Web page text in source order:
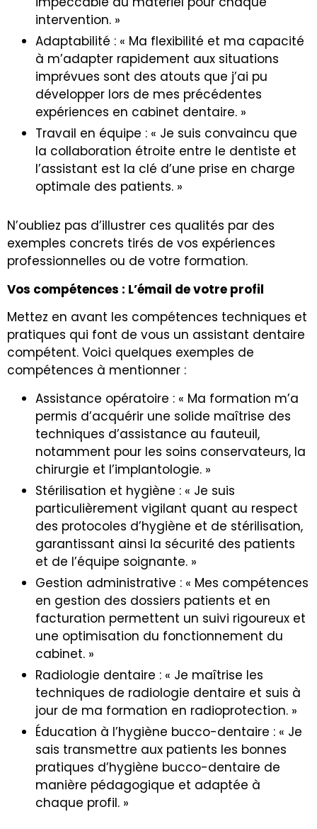
intervention. »
Adaptabilité : « Ma flexibilité et ma capacité
à m’adapter rapidement aux situations
imprévues sont des atouts que j’ai pu
développer lors de mes précédentes
expériences en cabinet dentaire. »
Travail en équipe : « Je suis convaincu que
la collaboration étroite entre le dentiste et
l’assistant est la clé d’une prise en charge
optimale des patients. »
N’oubliez pas d’illustrer ces qualités par des
exemples concrets tirés de vos expériences
professionnelles ou de votre formation.
Vos compétences : L’émail de votre profil
Mettez en avant les compétences techniques et
pratiques qui font de vous un assistant dentaire
compétent. Voici quelques exemples de
compétences à mentionner :
Assistance opératoire : « Ma formation m’a
permis d’acquérir une solide maîtrise des
techniques d’assistance au fauteuil,
notamment pour les soins conservateurs, la
chirurgie et l’implantologie. »
Stérilisation et hygiène : « Je suis
particulièrement vigilant quant au respect
des protocoles d’hygiène et de stérilisation,
garantissant ainsi la sécurité des patients
et de l’équipe soignante. »
Gestion administrative : « Mes compétences
en gestion des dossiers patients et en
facturation permettent un suivi rigoureux et
une optimisation du fonctionnement du
cabinet. »
Radiologie dentaire : « Je maîtrise les
techniques de radiologie dentaire et suis à
jour de ma formation en radioprotection. »
Éducation à l’hygiène bucco-dentaire : « Je
sais transmettre aux patients les bonnes
pratiques d’hygiène bucco-dentaire de
manière pédagogique et adaptée à
chaque profil. »